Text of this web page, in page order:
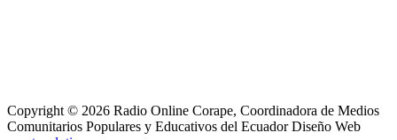
Copyright © 2026 Radio Online Corape, Coordinadora de Medios
Comunitarios Populares y Educativos del Ecuador Diseño Web